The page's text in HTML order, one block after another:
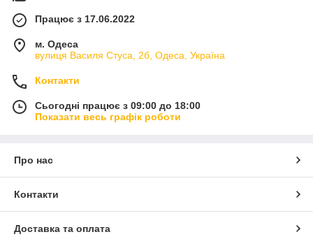
Працює з 17.06.2022
м. Одеса
вулиця Василя Стуса, 2б, Одеса, Україна
Контакти
Сьогодні працює з 09:00 до 18:00
Показати весь графік роботи
Про нас
Контакти
Доставка та оплата